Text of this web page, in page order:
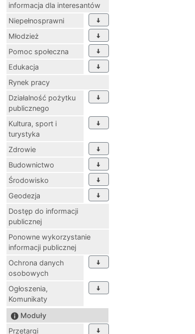
informacja dla interesantów
Niepełnosprawni
Młodzież
Pomoc społeczna
Edukacja
Rynek pracy
Działalność pożytku
publicznego
Kultura, sport i
turystyka
Zdrowie
Budownictwo
Środowisko
Geodezja
Dostęp do informacji
publicznej
Ponowne wykorzystanie
informacji publicznej
Ochrona danych
osobowych
Ogłoszenia,
Komunikaty
Moduły
Przetargi